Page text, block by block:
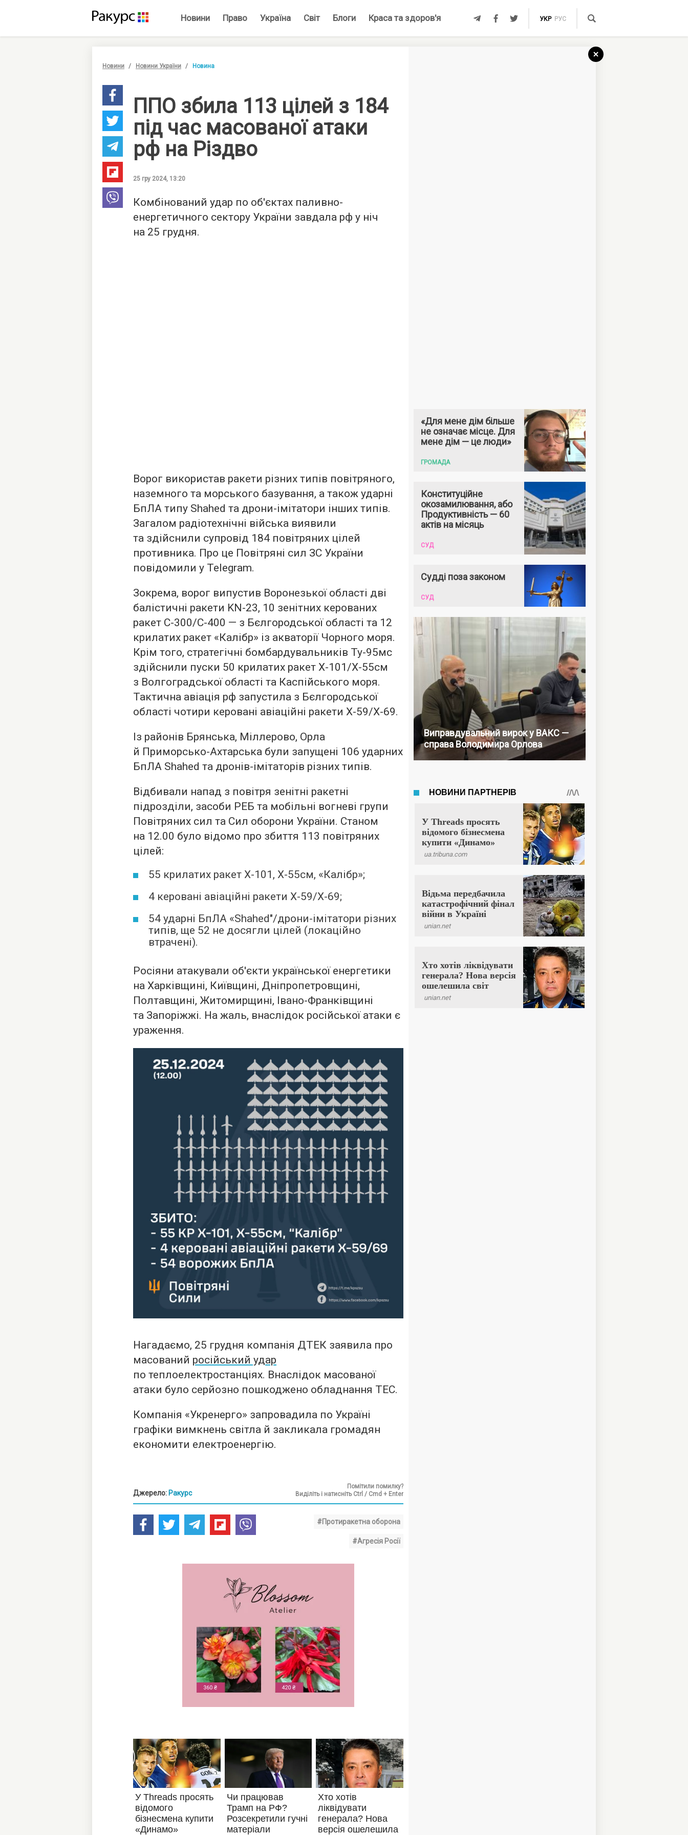
Новини Право Україна Світ Блоги Краса та здоров'я УКР РУС
Новини Новини України Новина
ППО збила 113 цілей з 184
під час масованої атаки
рф на Різдво
25 гру 2024, 13:20
Комбінований удар по об'єктах паливно-
енергетичного сектору України завдала рф у ніч
на 25 грудня.
Ворог використав ракети різних типів повітряного,
наземного та морського базування, а також ударні
БпЛА типу Shahed та дрони-імітатори інших типів.
Загалом радіотехнічні війська виявили
та здійснили супровід 184 повітряних цілей
противника. Про це Повітряні сил ЗС України
повідомили у Telegram.
Зокрема, ворог випустив Воронезької області дві
балістичні ракети KN-23, 10 зенітних керованих
ракет С-300/С-400 — з Бєлгородської області та 12
крилатих ракет «Калібр» із акваторії Чорного моря.
Крім того, стратегічні бомбардувальників Ту-95мс
здійснили пуски 50 крилатих ракет Х-101/Х-55см
з Волгоградської області та Каспійського моря.
Тактична авіація рф запустила з Бєлгородської
області чотири керовані авіаційні ракети Х-59/Х-69.
Із районів Брянська, Міллерово, Орла
й Приморсько-Ахтарська були запущені 106 ударних
БпЛА Shahed та дронів-імітаторів різних типів.
Відбивали напад з повітря зенітні ракетні
підрозділи, засоби РЕБ та мобільні вогневі групи
Повітряних сил та Сил оборони України. Станом
на 12.00 було відомо про збиття 113 повітряних
цілей:
55 крилатих ракет Х-101, Х-55см, «Калібр»;
4 керовані авіаційні ракети Х-59/Х-69;
54 ударні БпЛА «Shahed"/дрони-імітатори різних
типів, ще 52 не досягли цілей (локаційно
втрачені).
Росіяни атакували об'єкти української енергетики
на Харківщині, Київщині, Дніпропетровщині,
Полтавщині, Житомирщині, Івано-Франківщині
та Запоріжжі. На жаль, внаслідок російської атаки є
ураження.
Нагадаємо, 25 грудня компанія ДТЕК заявила про
масований російський удар
по теплоелектростанціях. Внаслідок масованої
атаки було серйозно пошкоджено обладнання ТЕС.
Компанія «Укренерго» запровадила по Україні
графіки вимкнень світла й закликала громадян
економити електроенергію.
Джерело: Ракурс
Помітили помилку?
Виділіть і натисніть Ctrl / Cmd + Enter
#Протиракетна оборона
#Агресія Росії
«Для мене дім більше
не означає місце. Для
мене дім — це люди»
ГРОМАДА
Конституційне
окозамилювання, або
Продуктивність — 60
актів на місяць
СУД
Судді поза законом
СУД
Виправдувальний вирок у ВАКС —
справа Володимира Орлова